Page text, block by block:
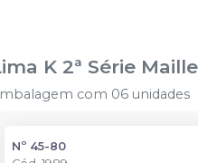
K 2ª Série
com 06 unidades
Nº 45-80